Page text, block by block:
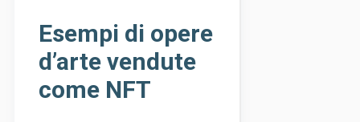
Esempi di opere
d’arte vendute
come NFT